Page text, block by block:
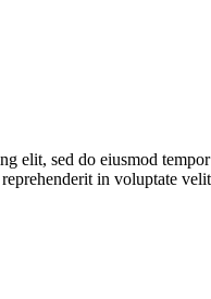
elit, sed do eiusmod
in voluptate